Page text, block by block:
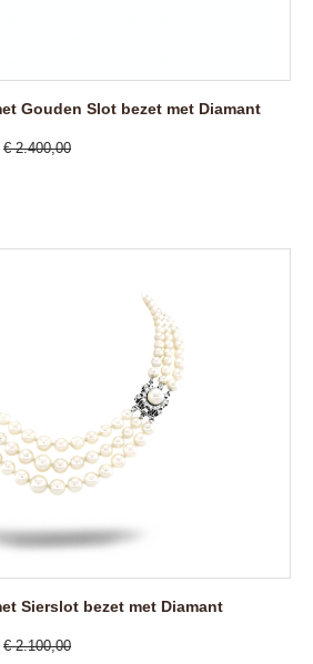
Gouden Slot bezet met Diamant
€ 2.400,00
Sierslot bezet met Diamant
€ 2.100,00